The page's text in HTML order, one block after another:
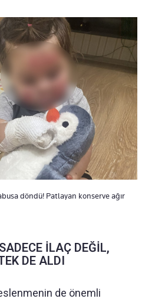
döndü! Patlayan konserve ağır
İLAÇ DEĞİL,
DE ALDI
de önemli